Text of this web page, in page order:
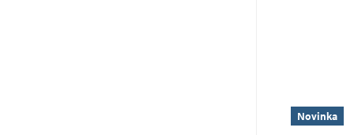
Novinka